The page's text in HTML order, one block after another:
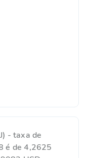
- taxa de
é de 4,2625